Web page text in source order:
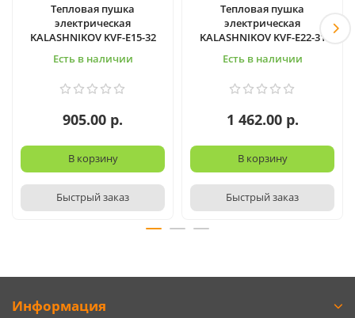
Тепловая пушка
электрическая
KALASHNIKOV KVF-E15-32
Есть в наличии
905.00 р.
В корзину
Быстрый заказ
Тепловая пушка
электрическая
KALASHNIKOV KVF-E22-31
Есть в наличии
1 462.00 р.
В корзину
Быстрый заказ
Информация